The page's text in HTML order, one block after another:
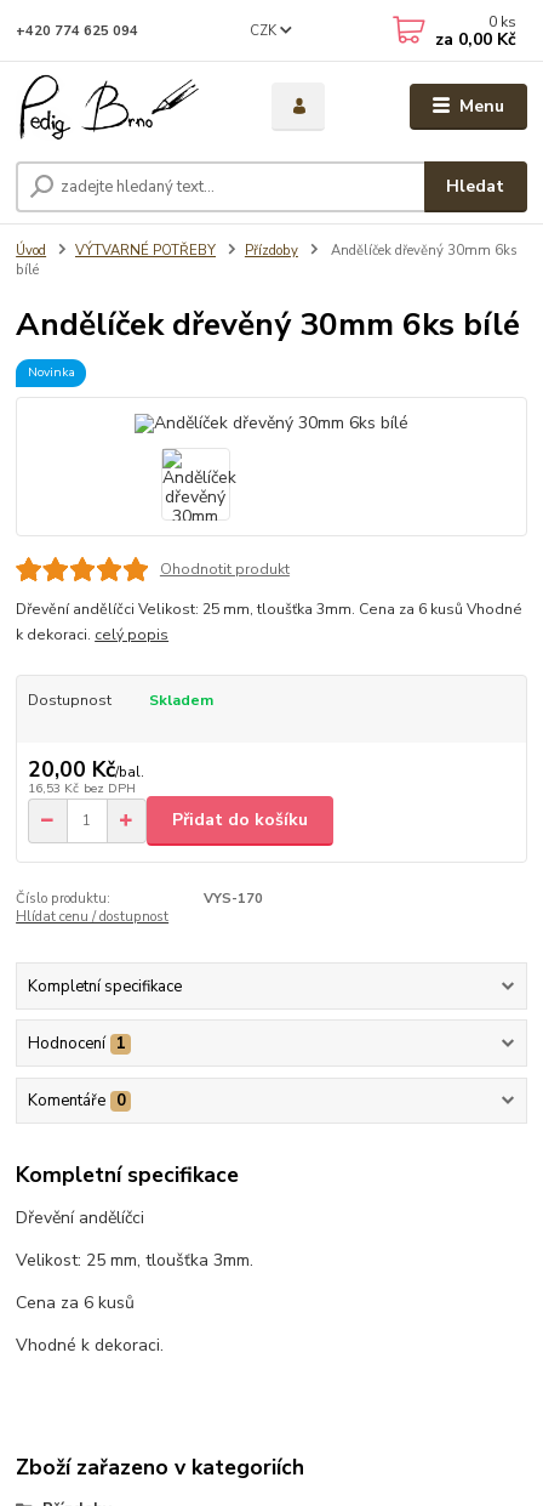
Menu
CZK
Hledat
+420 774 625 094 0 ks
za 0,00 Kč
Úvod VÝTVARNÉ POTŘEBY Přízdoby
Andělíček dřevěný 30mm 6ks
bílé
Andělíček dřevěný 30mm 6ks bílé
Novinka
Ohodnotit produkt
Dřevění andělíčci Velikost: 25 mm, tloušťka 3mm. Cena za 6 kusů Vhodné
k dekoraci. celý popis
Dostupnost Skladem
20,00 Kč/bal.
16,53 Kč bez DPH
Přidat do košíku
Číslo produktu:
VYS-170
Hlídat cenu / dostupnost
Kompletní specifikace
Hodnocení 1
Komentáře 0
Kompletní specifikace
Dřevění andělíčci
Velikost: 25 mm, tloušťka 3mm.
Cena za 6 kusů
Vhodné k dekoraci.
Zboží zařazeno v kategoriích